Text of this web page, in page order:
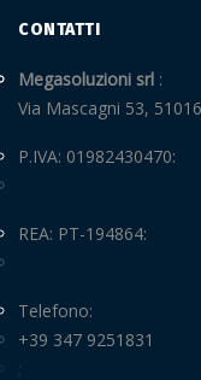
CONTATTI
Megasoluzioni srl
Via Mascagni 53,
P.IVA: 01982430470
REA: PT-194864
Telefono
+39 347 9251831